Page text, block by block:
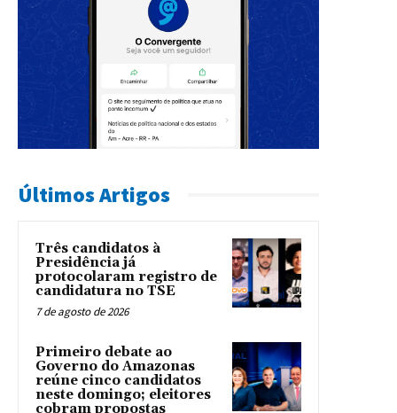
Últimos Artigos
Três candidatos à
Presidência já
protocolaram registro de
candidatura no TSE
7 de agosto de 2026
Primeiro debate ao
Governo do Amazonas
reúne cinco candidatos
neste domingo; eleitores
cobram propostas